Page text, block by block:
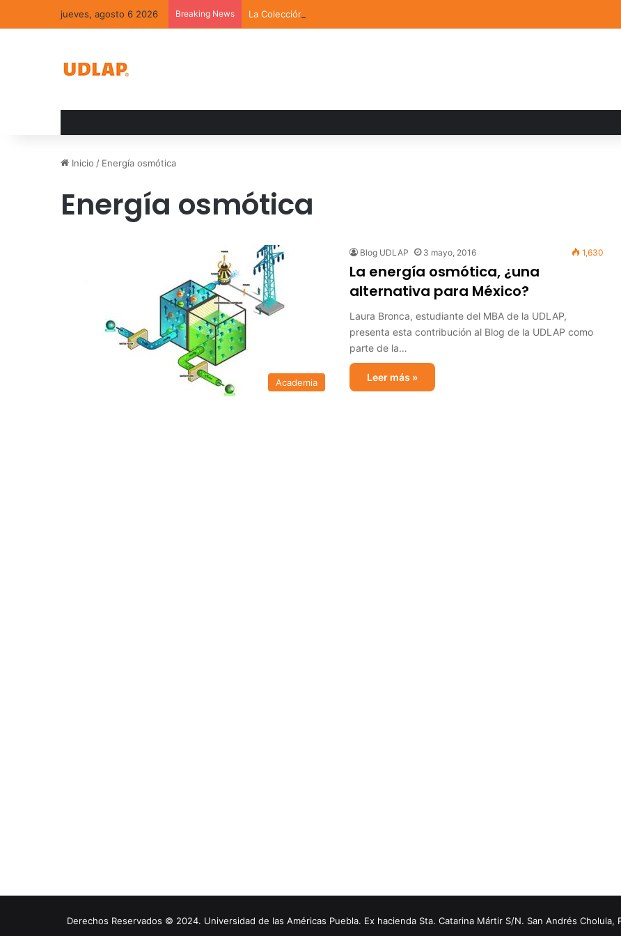
jueves, agosto 6 2026 Breaking News La Colección de Arte UDLAP fortalece su acervo con nuevas obras de artistas
Inicio / Energía osmótica
Energía osmótica
Academia
Blog UDLAP 3 mayo, 2016 1,630
La energía osmótica, ¿una
alternativa para México?
Laura Bronca, estudiante del MBA de la UDLAP,
presenta esta contribución al Blog de la UDLAP como
parte de la…
Leer más »
Derechos Reservados © 2024. Universidad de las Américas Puebla. Ex hacienda Sta. Catarina Mártir S/N. San Andrés Cholula,